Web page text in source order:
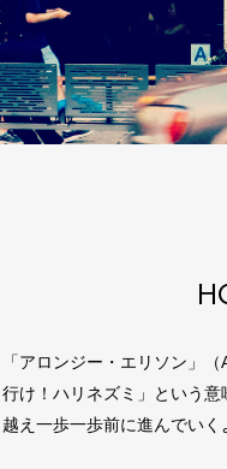
「アロンジー・エリソン」
行け！ハリネズミ」という
越え一歩一歩前に進んでいく